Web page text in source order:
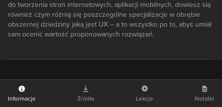
do tworzenia stron internetowych, aplikacji mobilnych, dowiesz się
również czym różnią się poszczególne specjalizacje w obrębie
obszernej dziedziny jaką jest UX – a to wszystko po to, abyś umiał
sam ocenić wartość proponowanych rozwiązań.
Informacje Źródła Lekcje Notatki